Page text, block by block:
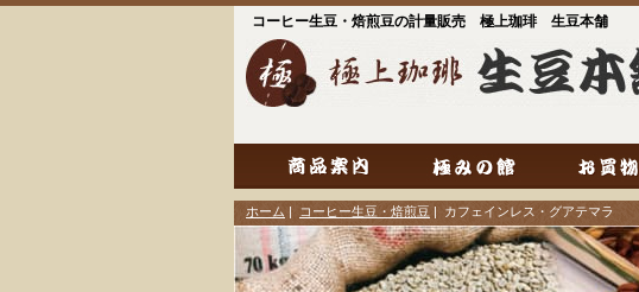
コーヒー生豆・焙煎豆の計量販売 極上珈琲 生豆本舗
ホーム | コーヒー生豆・焙煎豆 | カフェインレス・グアテマラ